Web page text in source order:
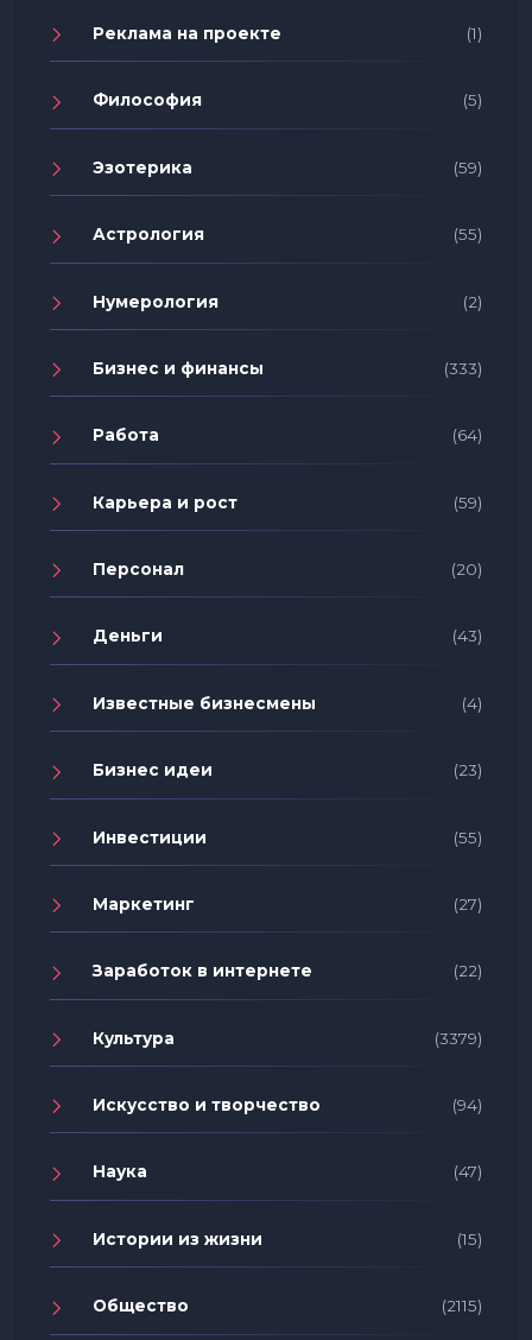
Реклама на проекте (1)
Философия (5)
Эзотерика (59)
Астрология (55)
Нумерология (2)
Бизнес и финансы (333)
Работа (64)
Карьера и рост (59)
Персонал (20)
Деньги (43)
Известные бизнесмены (4)
Бизнес идеи (23)
Инвестиции (55)
Маркетинг (27)
Заработок в интернете (22)
Культура (3379)
Искусство и творчество (94)
Наука (47)
Истории из жизни (15)
Общество (2115)